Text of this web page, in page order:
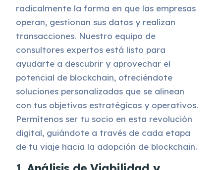
radicalmente la forma en que las empresas
operan, gestionan sus datos y realizan
transacciones. Nuestro equipo de
consultores expertos está listo para
ayudarte a descubrir y aprovechar el
potencial de blockchain, ofreciéndote
soluciones personalizadas que se alinean
con tus objetivos estratégicos y operativos.
Permítenos ser tu socio en esta revolución
digital, guiándote a través de cada etapa
de tu viaje hacia la adopción de blockchain.